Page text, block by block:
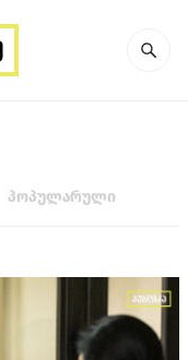
პოპულარული